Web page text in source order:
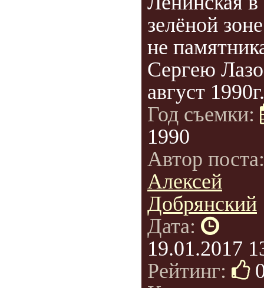
зелёной
не
Сергею
август 1990г.
Год съемки:
1990
Автор
Алексей
Добрянский
Дата:
19.01.2017
Рейтинг: